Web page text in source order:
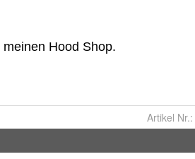
Artikel Nr.: